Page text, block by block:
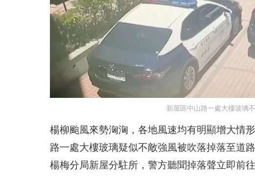
新屋區中山路一處大樓玻璃
楊柳颱風來勢洶洶，各地風速均有明顯增大情
路一處大樓玻璃疑似不敵強風被吹落掉落至道
楊梅分局新屋分駐所，警方聽聞掉落聲立即前